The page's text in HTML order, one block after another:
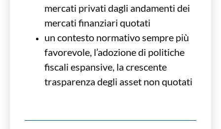
mercati privati dagli andamenti dei
mercati finanziari quotati
un contesto normativo sempre più
favorevole, l’adozione di politiche
fiscali espansive, la crescente
trasparenza degli asset non quotati